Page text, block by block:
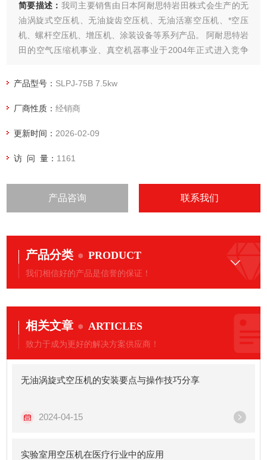
简要描述： 我司主要销售由日本阿耐思特岩田株式会生产的无
油涡旋式空压机、无油旋齿空压机、无油活塞空压机、*空压
机、螺杆空压机、增压机、涂装设备等系列产品。 阿耐思特岩
田的空气压缩机事业、真空机器事业于2004年正式进入竞争
员，在瞬息万变的市场环 境中技术创新，响应用户需求。
产品型号： SLPJ-75B 7.5kw
厂商性质：经销商
更新时间： 2026-02-09
访 问 量： 1161
产品咨询 联系我们
产品分类 PRODUCT
我们相信好的产品是信誉的保证！
相关文章 ARTICLES
致力于成为更好的解决方案供应商！
无油涡旋式空压机的安装要点与操作技巧分享
2024-04-15
实验室用空压机在医疗行业中的应用